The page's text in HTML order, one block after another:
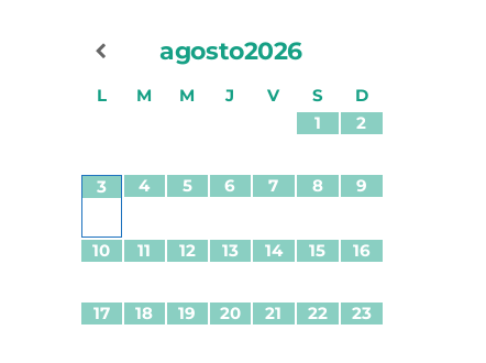
agosto2026
L M M J V S
D
1
2
3 4 5 6 7 8 9
10 11 12 13 14 15 16
17 18 19 20 21 22 23